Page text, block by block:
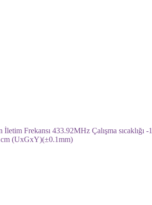
Frekansı 433.92MHz Çalışma sıcaklığı
(UxGxY)(±0.1mm)